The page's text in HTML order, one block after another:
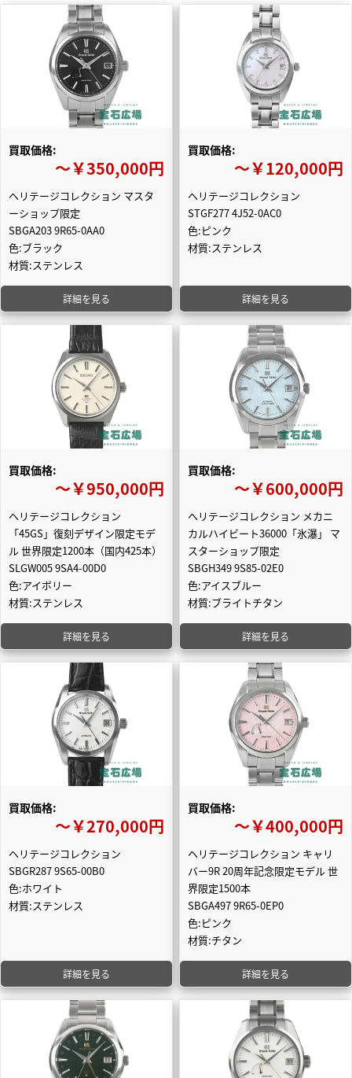
買取価格:
〜￥350,000円
ヘリテージコレクション マスタ
ーショップ限定
SBGA203 9R65-0AA0
色:ブラック
材質:ステンレス
詳細を見る
買取価格:
〜￥120,000円
ヘリテージコレクション
STGF277 4J52-0AC0
色:ピンク
材質:ステンレス
詳細を見る
買取価格:
〜￥950,000円
ヘリテージコレクション
「45GS」復刻デザイン限定モデ
ル 世界限定1200本（国内425本）
SLGW005 9SA4-00D0
色:アイボリー
材質:ステンレス
詳細を見る
買取価格:
〜￥600,000円
ヘリテージコレクション メカニ
カルハイビート36000「氷瀑」 マ
スターショップ限定
SBGH349 9S85-02E0
色:アイスブルー
材質:ブライトチタン
詳細を見る
買取価格:
〜￥270,000円
ヘリテージコレクション
SBGR287 9S65-00B0
色:ホワイト
材質:ステンレス
詳細を見る
買取価格:
〜￥400,000円
ヘリテージコレクション キャリ
バー9R 20周年記念限定モデル 世
界限定1500本
SBGA497 9R65-0EP0
色:ピンク
材質:チタン
詳細を見る